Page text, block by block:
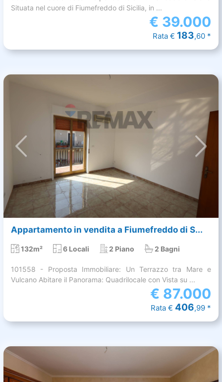
Situata nel cuore di Fiumefreddo di Sicilia, in ...
€ 39.000
Rata € 183,60 *
Appartamento in vendita a Fiumefreddo di S...
132m² 6 Locali 2 Piano 2 Bagni
101558 - Proposta Immobiliare: Un Terrazzo tra Mare e
Vulcano Abitare il Panorama: Quadrilocale con Vista su ...
€ 87.000
Rata € 406,99 *